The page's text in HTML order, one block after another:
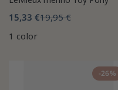
15,33 €19,95 €
1 color
-26%